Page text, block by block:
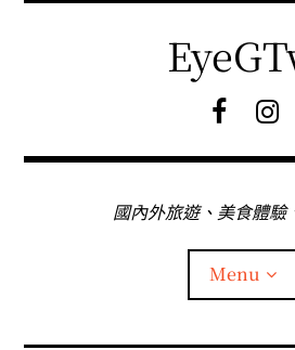
Skip
F
粉
專
頁
I
國內外旅遊、美食體驗
Menu